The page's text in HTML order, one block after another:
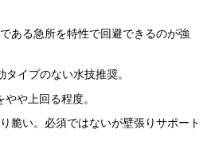
ある急所を特性で回避できるのが強
イプのない水技推奨。
や上回る程度。
脆い。必須ではないが壁張りサポート